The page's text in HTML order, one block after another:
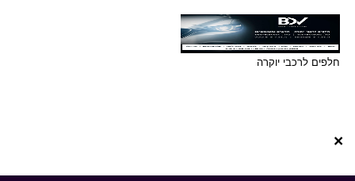
חלפים לרכבי יוקרה
×